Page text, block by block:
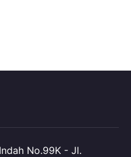
No.99K - Jl.